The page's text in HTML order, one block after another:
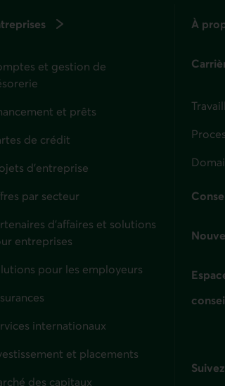
et gestion de
et prêts
de crédit
d'entreprise
par secteur
d’affaires et solutions
entreprises
pour les employeurs
internationaux
et placements
des capitaux
À